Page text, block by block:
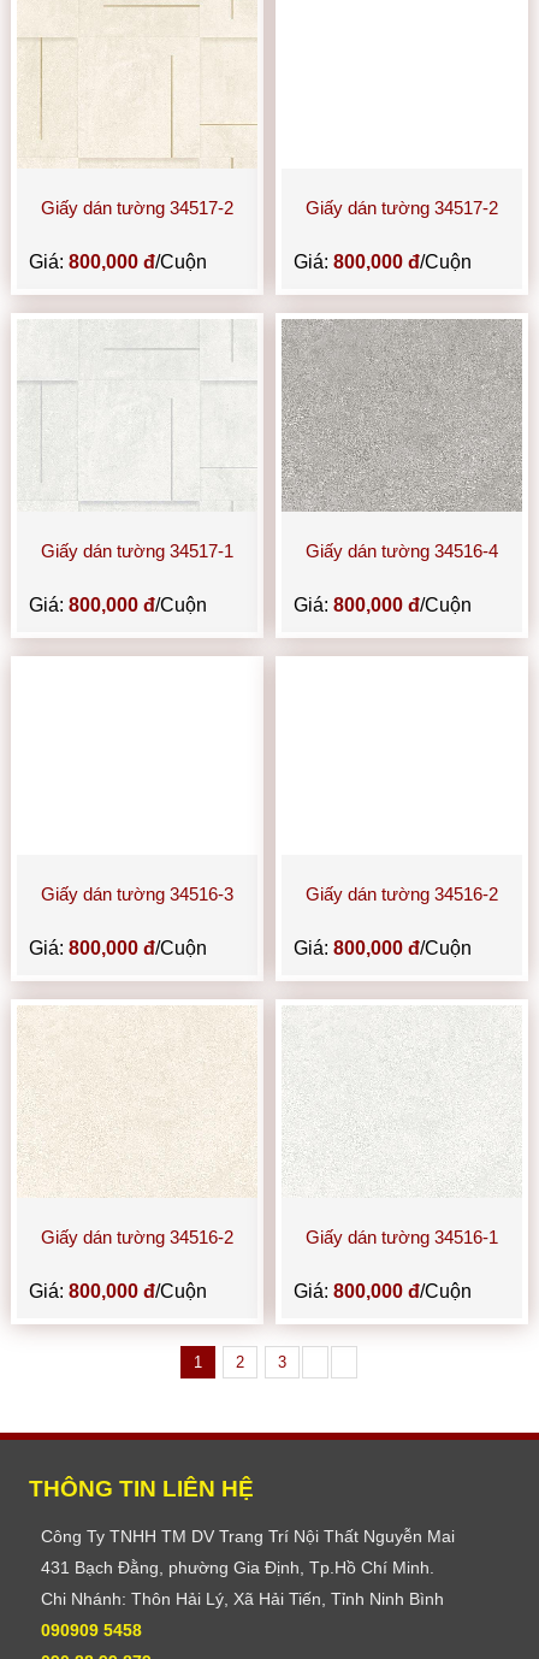
Giấy dán tường 34517-2
Giá:800,000 đ/Cuộn
Giấy dán tường 34517-2
Giá: 800,000 đ/Cuộn
Giấy dán tường 34517-1
Giá:800,000 đ/Cuộn
Giấy dán tường 34516-4
Giá: 800,000 đ/Cuộn
Giấy dán tường 34516-3
Giá:800,000 đ/Cuộn
Giấy dán tường 34516-2
Giá: 800,000 đ/Cuộn
Giấy dán tường 34516-2
Giá:800,000 đ/Cuộn
Giấy dán tường 34516-1
Giá: 800,000 đ/Cuộn
1 2 3
THÔNG TIN LIÊN HỆ
Công Ty TNHH TM DV Trang Trí Nội Thất Nguyễn Mai
431 Bạch Đằng, phường Gia Định, Tp.Hồ Chí Minh.
Chi Nhánh: Thôn Hải Lý, Xã Hải Tiến, Tỉnh Ninh Bình
090909 5458